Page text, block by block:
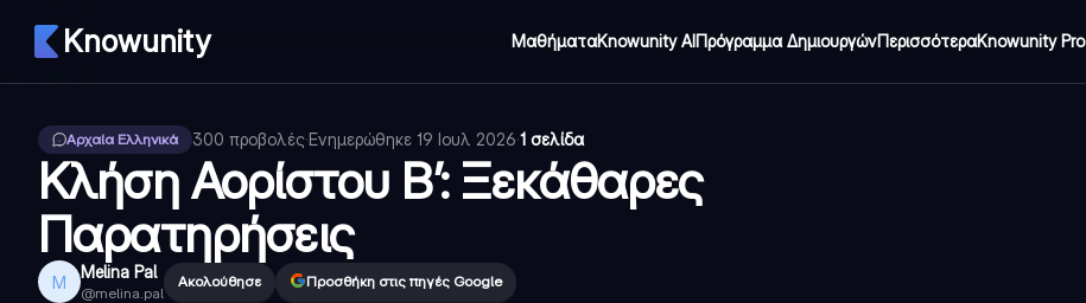
Knowunity ΜαθήματαKnowunity AIΠρόγραμμα ΔημιουργώνΠερισσότεραKnowunity Pro
Αρχαία Ελληνικά 300 προβολές·Ενημερώθηκε 19 Ιουλ 2026·1 σελίδα
Κλήση Αορίστου Β’: Ξεκάθαρες
Παρατηρήσεις
M Melina Pal
@melina.pal
Ακολούθησε Προσθήκη στις πηγές Google